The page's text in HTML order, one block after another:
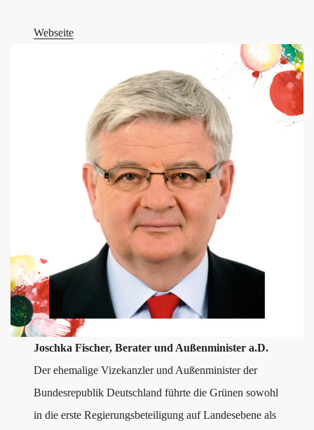
Webseite
Joschka Fischer, Berater und Außenminister a.D.
Der ehemalige Vizekanzler und Außenminister der
Bundesrepublik Deutschland führte die Grünen sowohl
in die erste Regierungsbeteiligung auf Landesebene als